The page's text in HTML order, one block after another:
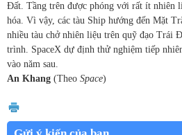
Đất. Tầng trên được phóng với rất ít nhiên
hóa. Vì vậy, các tàu Ship hướng đến Mặt
nhiều tàu chở nhiên liệu trên quỹ đạo Trái
trình. SpaceX dự định thử nghiệm tiếp
vào năm sau.
An Khang (Theo Space)